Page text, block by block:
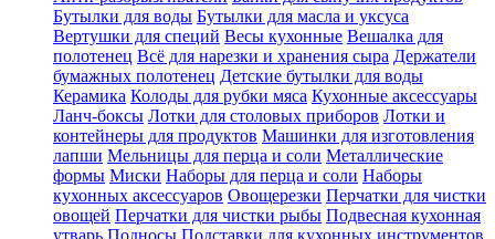
Бутылки для воды Бутылки для масла и уксуса
Вертушки для специй Весы кухонные Вешалка для
полотенец Всё для нарезки и хранения сыра Держатели
бумажных полотенец Детские бутылки для воды
Керамика Колоды для рубки мяса Кухонные аксессуары
Ланч-боксы Лотки для столовых приборов Лотки и
контейнеры для продуктов Машинки для изготовления
лапши Мельницы для перца и соли Металлические
формы Миски Наборы для перца и соли Наборы
кухонных аксессуаров Овощерезки Перчатки для чистки
овощей Перчатки для чистки рыбы Подвесная кухонная
утварь Подносы Подставки для кухонных инструментов